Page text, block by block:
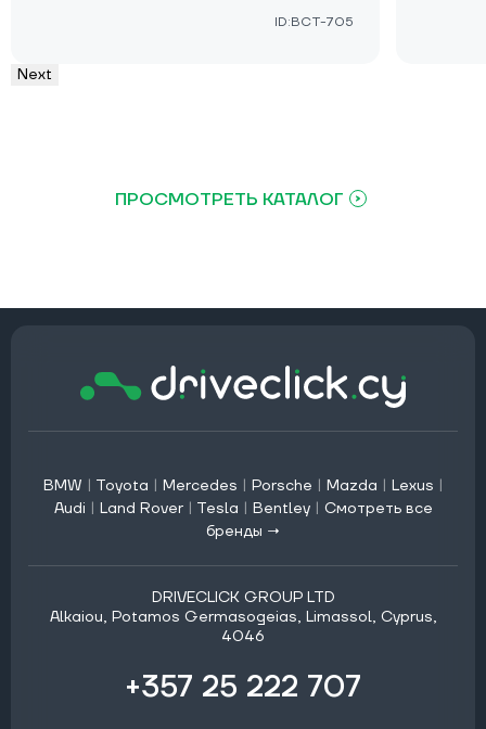
ID:BCT-705
Next
ПРОСМОТРЕТЬ КАТАЛОГ
BMW | Toyota | Mercedes | Porsche | Mazda | Lexus |
Audi | Land Rover | Tesla | Bentley | Смотреть все
бренды →
DRIVECLICK GROUP LTD
Alkaiou, Potamos Germasogeias, Limassol, Cyprus,
4046
+357 25 222 707